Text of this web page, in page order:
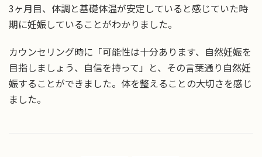
3ヶ月目、体調と基礎体温が安定していると感じていた時
期に妊娠していることがわかりました。
カウンセリング時に「可能性は十分あります、自然妊娠を
目指しましょう、自信を持って」と、その言葉通り自然妊
娠することができました。体を整えることの大切さを感じ
ました。